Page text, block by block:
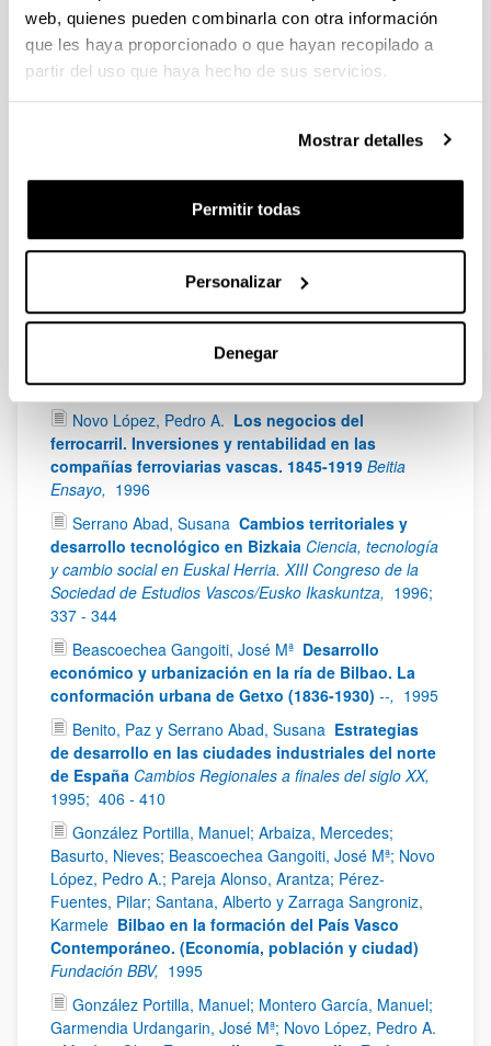
web, quienes pueden combinarla con otra información
que les haya proporcionado o que hayan recopilado a
partir del uso que haya hecho de sus servicios.
Mostrar detalles
Permitir todas
Personalizar
Denegar
Vasconia. Cuadernos de Historia-Geografía, 1998; 25,
5 - 35
Beascoechea Gangoiti, José Mª La construcción
del nuevo hospital en Basurto y su inserción
sanitaria. Enfermedad y muerte en Vizcaya. González
errepideak, burdinbideak eta tranviak Euskal
Herriaren Historia. Rivera A. (ed),
1998
Beascoechea Gangoiti, José Mª Estudios
Urbanísticos Bidebarrieta, 1997; I, 171 - 190
Montero García, Manuel Puentes del Nervión
Gran Bilbao, 1996; 3, 191 - 206
Novo López, Pedro A. Los negocios del
ferrocarril. Inversiones y rentabilidad en las
compañías ferroviarias vascas. 1845-1919 Beitia
Ensayo, 1996
Serrano Abad, Susana Cambios territoriales y
desarrollo tecnológico en Bizkaia Ciencia, tecnología
y cambio social en Euskal Herria. XIII Congreso de la
Sociedad de Estudios Vascos/Eusko Ikaskuntza, 1996;
337 - 344
Beascoechea Gangoiti, José Mª Desarrollo
económico y urbanización en la ría de Bilbao. La
conformación urbana de Getxo (1836-1930) --, 1995
Benito, Paz y Serrano Abad, Susana Estrategias
de desarrollo en las ciudades industriales del norte
de España Cambios Regionales a finales del siglo XX,
1995; 406 - 410
González Portilla, Manuel; Arbaiza, Mercedes;
Basurto, Nieves; Beascoechea Gangoiti, José Mª; Novo
López, Pedro A.; Pareja Alonso, Arantza; Pérez-
Fuentes, Pilar; Santana, Alberto y Zarraga Sangroniz,
Karmele Bilbao en la formación del País Vasco
Contemporáneo. (Economía, población y ciudad)
Fundación BBV, 1995
González Portilla, Manuel; Montero García, Manuel;
Garmendia Urdangarin, José Mª; Novo López, Pedro A.